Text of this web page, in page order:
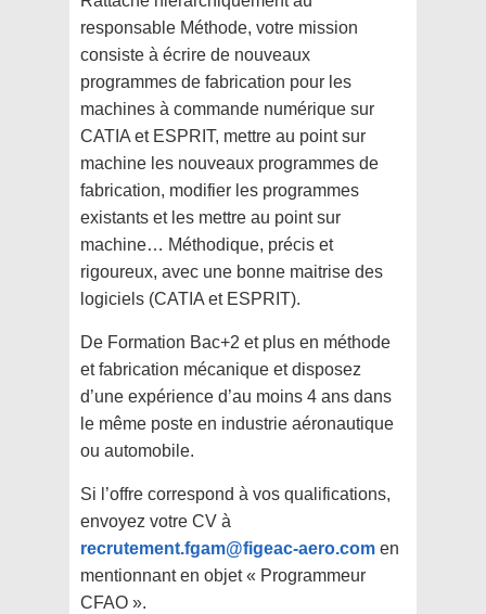
responsable Méthode, votre mission
consiste à écrire de nouveaux
programmes de fabrication pour les
machines à commande numérique sur
CATIA et ESPRIT, mettre au point sur
machine les nouveaux programmes de
fabrication, modifier les programmes
existants et les mettre au point sur
machine… Méthodique, précis et
rigoureux, avec une bonne maitrise des
logiciels (CATIA et ESPRIT).
De Formation Bac+2 et plus en méthode
et fabrication mécanique et disposez
d’une expérience d’au moins 4 ans dans
le même poste en industrie aéronautique
ou automobile.
Si l’offre correspond à vos qualifications,
envoyez votre CV à
recrutement.fgam@figeac-aero.com en
mentionnant en objet « Programmeur
CFAO ».